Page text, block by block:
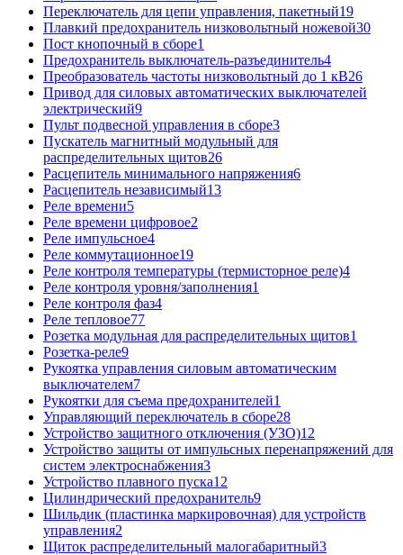
Переключатель для цепи управления, пакетный19
Плавкий предохранитель низковольтный ножевой30
Пост кнопочный в сборе1
Предохранитель выключатель-разъединитель4
Преобразователь частоты низковольтный до 1 кВ26
Привод для силовых автоматических выключателей
электрический9
Пульт подвесной управления в сборе3
Пускатель магнитный модульный для
распределительных щитов26
Расцепитель минимального напряжения6
Расцепитель независимый13
Реле времени5
Реле времени цифровое2
Реле импульсное4
Реле коммутационное19
Реле контроля температуры (термисторное реле)4
Реле контроля уровня/заполнения1
Реле контроля фаз4
Реле тепловое77
Розетка модульная для распределительных щитов1
Розетка-реле9
Рукоятка управления силовым автоматическим
выключателем7
Рукоятки для съема предохранителей1
Управляющий переключатель в сборе28
Устройство защитного отключения (УЗО)12
Устройство защиты от импульсных перенапряжений для
систем электроснабжения3
Устройство плавного пуска12
Цилиндрический предохранитель9
Шильдик (пластинка маркировочная) для устройств
управления2
Щиток распределительный малогабаритный3